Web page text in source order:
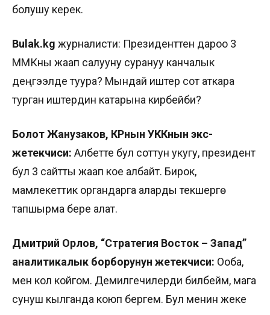
болушу керек.
Bulak.kg журналисти: Президенттен дароо 3
ММКны жаап салууну сурануу канчалык
деңгээлде туура? Мындай иштер сот аткара
турган иштердин катарына кирбейби?
Болот Жанузаков, КРнын УККнын экс-
жетекчиси: Албетте бул соттун укугу, президент
бул 3 сайтты жаап кое албайт. Бирок,
мамлекеттик органдарга аларды текшерүүгө
тапшырма бере алат.
Дмитрий Орлов, “Стратегия Восток – Запад”
аналитикалык борборунун жетекчиси: Ооба,
мен кол койгом. Демилгечилерди билбейм, мага
сунуш кылганда коюп бергем. Бул менин жеке